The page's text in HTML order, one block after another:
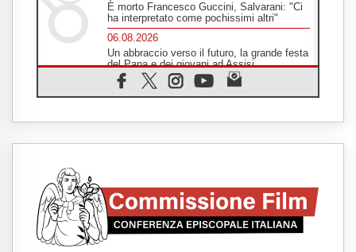
È morto Francesco Guccini, Salvarani: "Ci
ha interpretato come pochissimi altri"
06.08.2026
Un abbraccio verso il futuro, la grande festa
del Papa e dei giovani ad Assisi
06.08.2026
Il grazie dei giovani al Papa: "Oggi ci
Leone XIV: la rivoluzione del Vangelo
06.08.2026
Fra Marco Vianelli: alla scuola di san
Francesco per imparare il Vangelo della
pace